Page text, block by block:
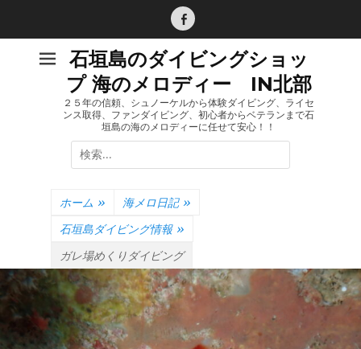
Facebook
石垣島のダイビングショッ
プ 海のメロディー IN北部
２５年の信頼、シュノーケルから体験ダイビング、ライセ
ンス取得、ファンダイビング、初心者からベテランまで石
垣島の海のメロディーに任せて安心！！
検
索:
ホーム » 海メロ日記 »
石垣島ダイビング情報 »
ガレ場めくりダイビング